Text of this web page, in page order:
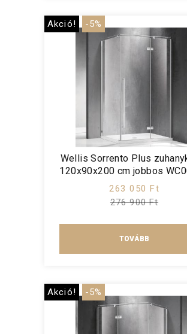
Akció! -5%
Wellis Sorrento Plus
120x90x200 cm jobbos
263 050 Ft
276 900 Ft
TOVÁBB
Akció! -5%